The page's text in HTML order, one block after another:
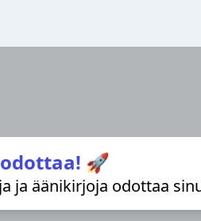
🚀
ja äänikirjoja odottaa